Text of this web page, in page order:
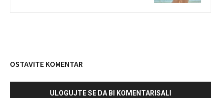
OSTAVITE KOMENTAR
ULOGUJTE SE DA BI KOMENTARISALI